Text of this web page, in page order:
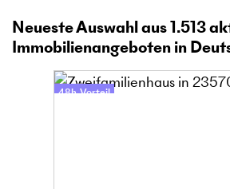
Neueste Auswahl aus1.513
Immobilienangeboten in
48h-Vorteil